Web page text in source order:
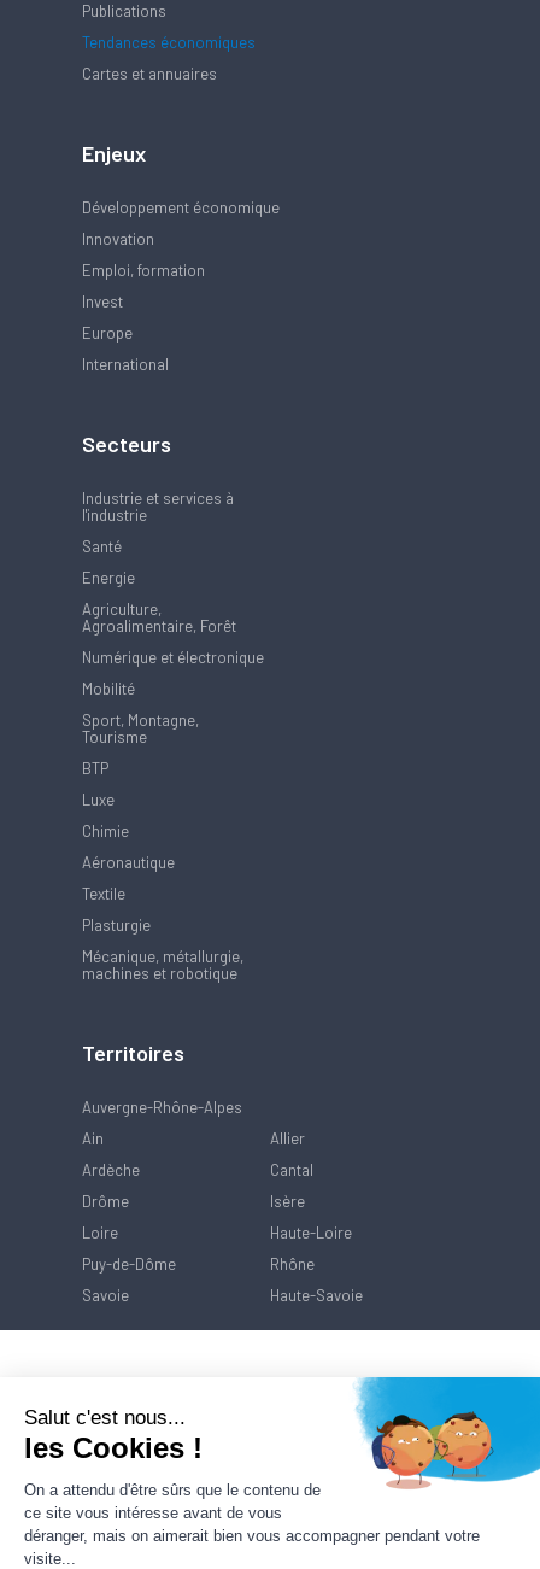
Publications
Tendances économiques
Cartes et annuaires
Enjeux
Développement économique
Innovation
Emploi, formation
Invest
Europe
International
Secteurs
Industrie et services à
l'industrie
Santé
Energie
Agriculture,
Agroalimentaire, Forêt
Numérique et électronique
Mobilité
Sport, Montagne,
Tourisme
BTP
Luxe
Chimie
Aéronautique
Textile
Plasturgie
Mécanique, métallurgie,
machines et robotique
Territoires
Auvergne-Rhône-Alpes
Ain
Allier
Ardèche
Cantal
Drôme
Isère
Loire
Haute-Loire
Puy-de-Dôme
Rhône
Savoie
Haute-Savoie
Salut c'est nous...
les Cookies !
On a attendu d'être sûrs que le contenu de
ce site vous intéresse avant de vous
déranger, mais on aimerait bien vous accompagner pendant votre
visite...